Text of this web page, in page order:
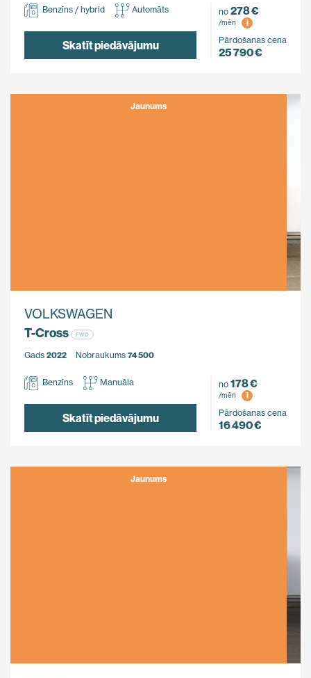
Benzīns / hybrid Automāts
Skatīt piedāvājumu
no 278 €
/mēn
i
Pārdošanas cena
25 790 €
Jaunums
VOLKSWAGEN
T-Cross
FWD
Gads 2022 Nobraukums 74 500
Benzīns Manuāla
Skatīt piedāvājumu
no 178 €
/mēn
i
Pārdošanas cena
16 490 €
Jaunums